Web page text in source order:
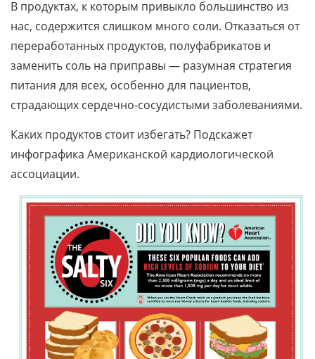
В продуктах, к которым привыкло большинство из
нас, содержится слишком много соли. Отказаться от
переработанных продуктов, полуфабрикатов и
заменить соль на приправы — разумная стратегия
питания для всех, особенно для пациентов,
страдающих сердечно-сосудистыми заболеваниями.
Каких продуктов стоит избегать? Подскажет
инфографика Американской кардиологической
ассоциации.